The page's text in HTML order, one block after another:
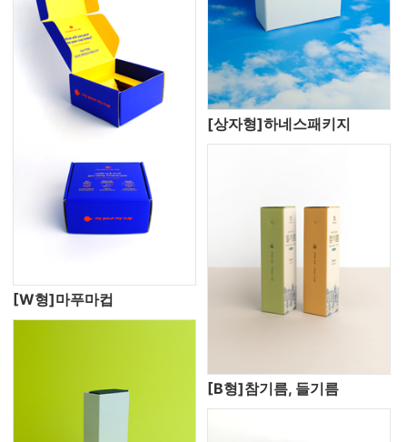
[W형]마푸마컵
[상자형]하네스패키지
[B형]참기름, 들기름